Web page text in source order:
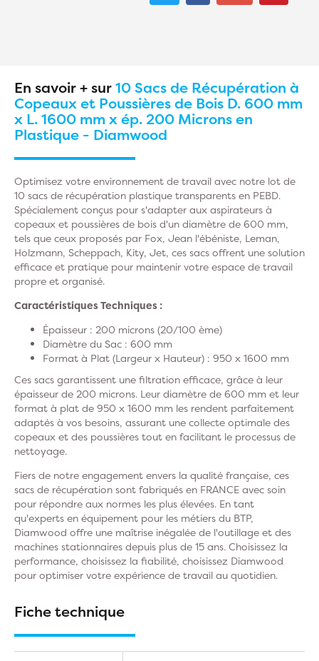
En savoir + sur10 Sacs de Récupération à
Copeaux et Poussières de Bois D. 600 mm
x L. 1600 mm x ép. 200 Microns en
Plastique - Diamwood
Optimisez votre environnement de travail avec notre lot de
10 sacs de récupération plastique transparents en PEBD.
Spécialement conçus pour s'adapter aux aspirateurs à
copeaux et poussières de bois d'un diamètre de 600 mm,
tels que ceux proposés par Fox, Jean l'ébéniste, Leman,
Holzmann, Scheppach, Kity, Jet, ces sacs offrent une solution
efficace et pratique pour maintenir votre espace de travail
propre et organisé.
Caractéristiques Techniques :
Épaisseur : 200 microns (20/100 ème)
Diamètre du Sac : 600 mm
Format à Plat (Largeur x Hauteur) : 950 x 1600 mm
Ces sacs garantissent une filtration efficace, grâce à leur
épaisseur de 200 microns. Leur diamètre de 600 mm et leur
format à plat de 950 x 1600 mm les rendent parfaitement
adaptés à vos besoins, assurant une collecte optimale des
copeaux et des poussières tout en facilitant le processus de
nettoyage.
Fiers de notre engagement envers la qualité française, ces
sacs de récupération sont fabriqués en FRANCE avec soin
pour répondre aux normes les plus élevées. En tant
qu'experts en équipement pour les métiers du BTP,
Diamwood offre une maîtrise inégalée de l'outillage et des
machines stationnaires depuis plus de 15 ans. Choisissez la
performance, choisissez la fiabilité, choisissez Diamwood
pour optimiser votre expérience de travail au quotidien.
Fiche technique